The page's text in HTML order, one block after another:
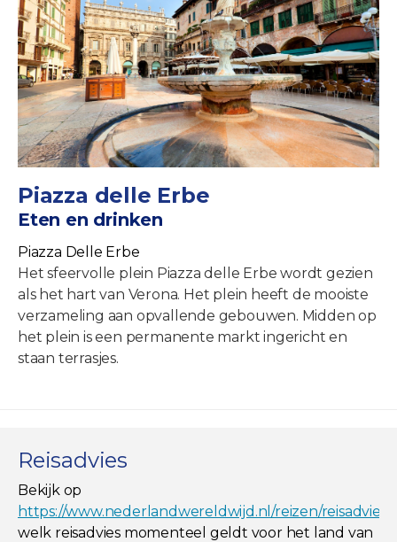
Piazza delle Erbe
Eten en drinken
Piazza Delle Erbe
Het sfeervolle plein Piazza delle Erbe wordt gezien
als het hart van Verona. Het plein heeft de mooiste
verzameling aan opvallende gebouwen. Midden op
het plein is een permanente markt ingericht en
staan terrasjes.
Reisadvies
Bekijk op
https://www.nederlandwereldwijd.nl/reizen/
welk reisadvies momenteel geldt voor het land van